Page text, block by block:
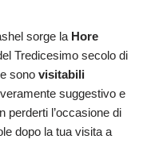
sorge la Hore
Tredicesimo secolo di
sono visitabili
suggestivo e
perderti l’occasione di
dopo la tua visita a